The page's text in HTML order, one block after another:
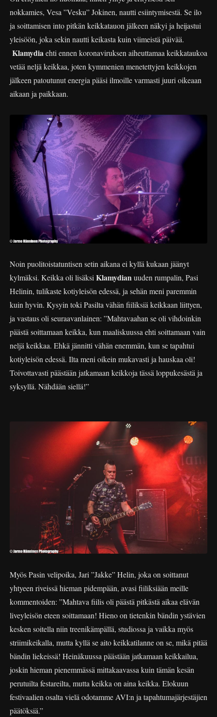
nokkamies, Vesa ”Vesku” Jokinen, nautti esiintymisestä. Se ilo
ja soittamisen into pitkän keikkatauon jälkeen näkyi ja heijastui
yleisöön, joka sekin nautti keikasta kuin viimeistä päivää.
Klamydiaehti ennen koronaviruksen aiheuttamaa keikkataukoa
vetää neljä keikkaa, joten kymmenien menetettyjen keikkojen
jälkeen patoutunut energia pääsi ilmoille varmasti juuri oikeaan
aikaan ja paikkaan.
Noin puolitoistatuntisen setin aikana ei kyllä kukaan jäänyt
kylmäksi. Keikka oli lisäksi Klamydianuuden rumpalin, Pasi
Helinin, tulikaste kotiyleisön edessä, ja sehän meni paremmin
kuin hyvin. Kysyin toki Pasilta vähän fiiliksiä keikkaan liittyen,
ja vastaus oli seuraavanlainen: ”Mahtavaahan se oli vihdoinkin
päästä soittamaan keikka, kun maaliskuussa ehti soittamaan vain
neljä keikkaa. Ehkä jännitti vähän enemmän, kun se tapahtui
kotiyleisön edessä. Ilta meni oikein mukavasti ja hauskaa oli!
Toivottavasti päästään jatkamaan keikkoja tässä loppukesästä ja
syksyllä. Nähdään siellä!”
Myös Pasin velipoika, Jari ”Jakke” Helin, joka on soittanut
yhtyeen riveissä hieman pidempään, avasi fiiliksiään meille
kommentoiden: ”Mahtava fiilis oli päästä pitkästä aikaa elävän
liveyleisön eteen soittamaan! Hieno on tietenkin bändin ystävien
kesken soitella niin treenikämpällä, studiossa ja vaikka myös
striimikeikalla, mutta kyllä se aito keikkatilanne on se, mikä pitää
bändin liekeissä! Heinäkuussa päästään jatkamaan keikkailua,
joskin hieman pienemmässä mittakaavassa kuin tämän kesän
perutuilta festareilta, mutta keikka on aina keikka. Elokuun
festivaalien osalta vielä odotamme AVI:n ja tapahtumajärjestäjien
päätöksiä.”